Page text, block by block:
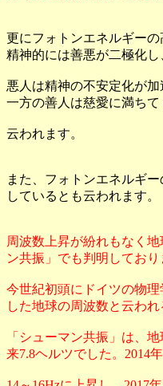
更にフォトンエネルギーの
精神的には善悪が二極化し
悪人は精神の不安定化が加
一方の善人は慈愛に満ちて
云われます。
また、フォトンエネルギ
しているとも云われます。
周波数上昇が紛れもなく
ン共振」でも判明しており
今世紀初頭にドイツの物
した地球の周波数と云われ
「シューマン共振」は、
来7.8ヘルツでした。2014